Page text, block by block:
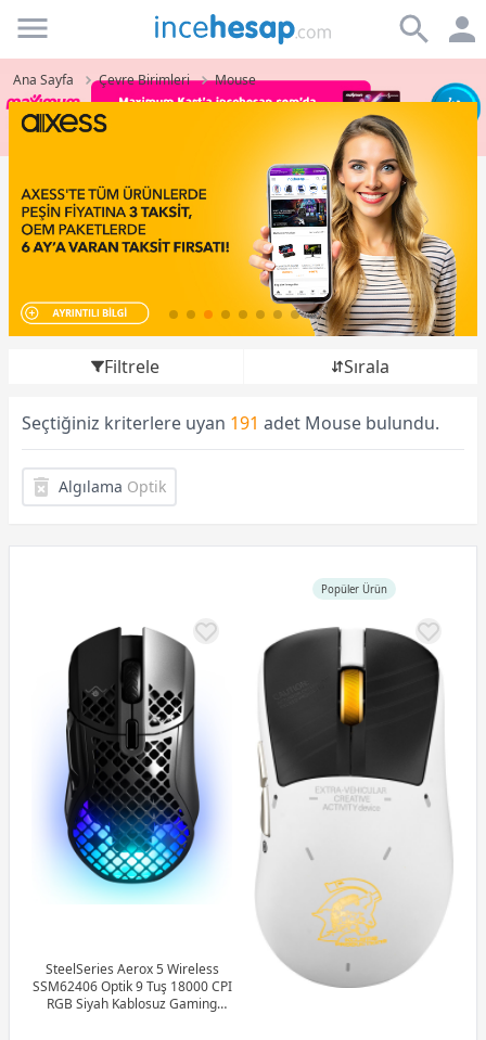
Incehesap
Ana Sayfa Çevre Birimleri Mouse
Filtrele Sırala
Seçtiğiniz kriterlere uyan 191 adet Mouse bulundu.
Algılama Optik
SteelSeries Aerox 5 Wireless
SSM62406 Optik 9 Tuş 18000 CPI
RGB Siyah Kablosuz Gaming
Popüler Ürün